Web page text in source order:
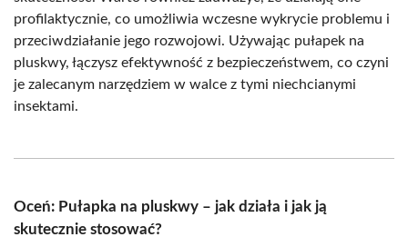
profilaktycznie, co umożliwia wczesne wykrycie problemu i
przeciwdziałanie jego rozwojowi. Używając pułapek na
pluskwy, łączysz efektywność z bezpieczeństwem, co czyni
je zalecanym narzędziem w walce z tymi niechcianymi
insektami.
Oceń: Pułapka na pluskwy – jak działa i jak ją
skutecznie stosować?